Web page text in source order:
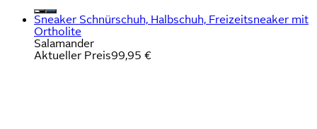
Sneaker Schnürschuh, Halbschuh, Freizeitsneaker mit
Ortholite
Salamander
Aktueller Preis99,95 €